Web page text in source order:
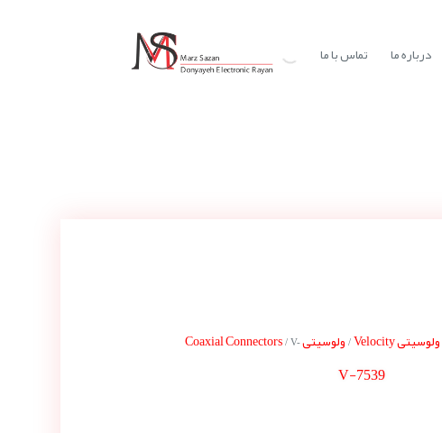
درباره ما تماس با ما
ولوسیتی Velocity / ولوسیتی Coaxial Connectors/ V-
V-7539